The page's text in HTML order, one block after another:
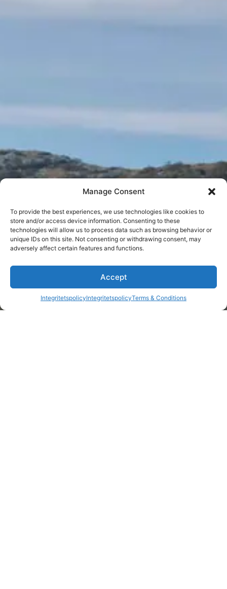
Manage Consent
To provide the best experiences, we use technologies like cookies to
store and/or access device information. Consenting to these
technologies will allow us to process data such as browsing behavior or
unique IDs on this site. Not consenting or withdrawing consent, may
adversely affect certain features and functions.
Accept
IntegritetspolicyIntegritetspolicyTerms & Conditions
Open